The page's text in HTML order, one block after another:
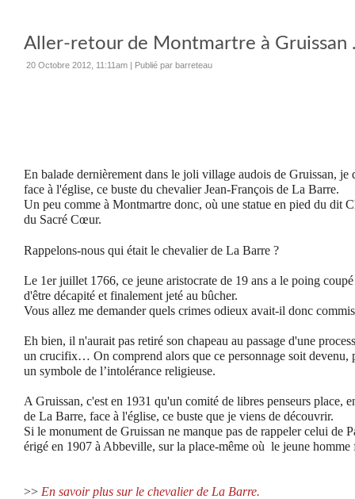
Aller-retour de Montmartre à Gruissan
20 Octobre 2012, 11:11am | Publié par barreteau
En balade dernièrement dans le joli village audois de Gruissan, je
face à l'église, ce buste du chevalier Jean-François de La Barre.
Un peu comme à Montmartre donc, où une statue en pied du dit
du Sacré Cœur.
Rappelons-nous qui était le chevalier de La Barre ?
Le 1er juillet 1766, ce jeune aristocrate de 19 ans a le poing
d'être décapité et finalement jeté au bûcher.
Vous allez me demander quels crimes odieux avait-il donc
Eh bien, il n'aurait pas retiré son chapeau au passage d'une
un crucifix… On comprend alors que ce personnage soit devenu,
un symbole de l’intolérance religieuse.
A Gruissan, c'est en 1931 qu'un comité de libres penseurs place,
de La Barre, face à l'église, ce buste que je viens de découvrir.
Si le monument de Gruissan ne manque pas de rappeler celui de
érigé en 1907 à Abbeville, sur la place-même où le jeune homme
>> En savoir plus sur le chevalier de La Barre.